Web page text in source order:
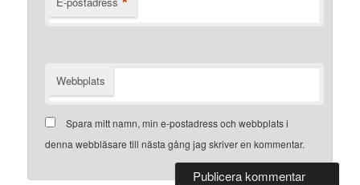
Webbplats
Spara mitt namn, min e-postadress och webbplats i
denna webbläsare till nästa gång jag skriver en kommentar.